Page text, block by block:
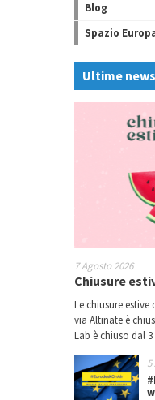
Blog
Spazio
Ultime
7 Agosto 2026
Chiusure
Le chiusure
via Altinate è
Lab è chiuso dal
5